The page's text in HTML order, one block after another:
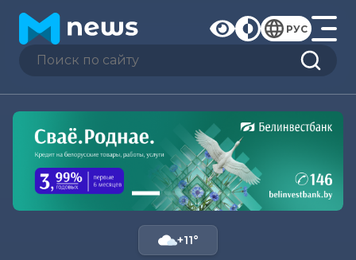
РУС
+11°